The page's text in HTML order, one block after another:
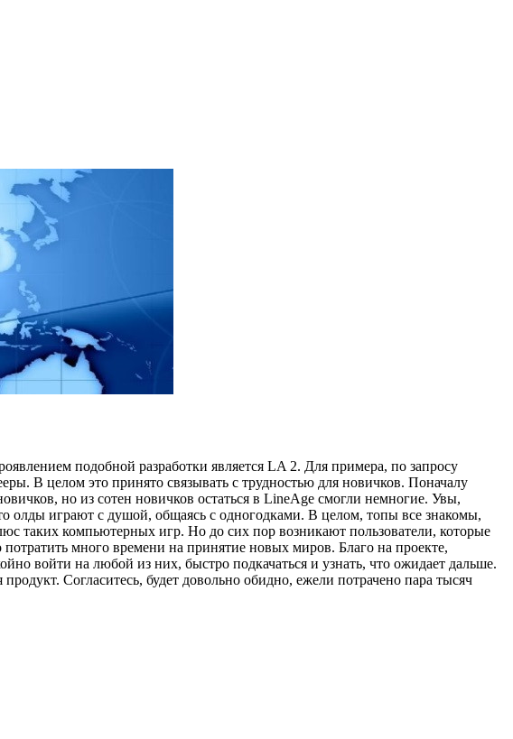
подобной разработки является LA 2. Для примера, по запросу
В целом это принято связывать с трудностью для новичков. Поначалу
но из сотен новичков остаться в LineAge смогли немногие. Увы,
олды играют с душой, общаясь с одногодками. В целом, топы все знакомы,
таких компьютерных игр. Но до сих пор возникают пользователи, которые
много времени на принятие новых миров. Благо на проекте,
войти на любой из них, быстро подкачаться и узнать, что ожидает дальше.
Согласитесь, будет довольно обидно, ежели потрачено пара тысяч